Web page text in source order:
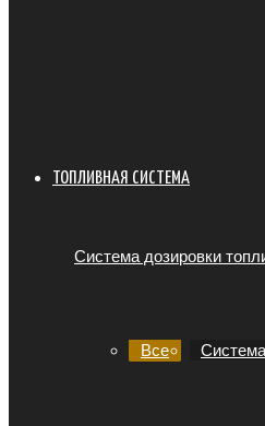
ТОПЛИВНАЯ СИСТЕМА
Система дозировки
Все